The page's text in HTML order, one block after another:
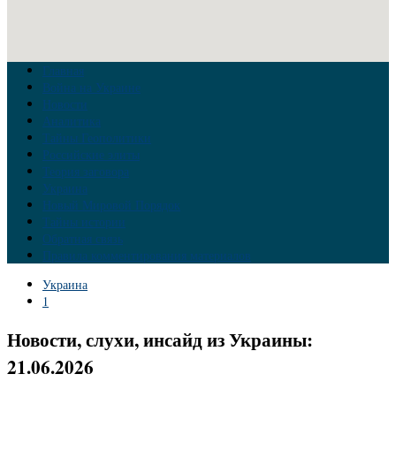
Главная
Война на Украине
Новости
Аналитика
Тайны Геополитики
Российские элиты
Теория заговора
Украина
Новый Мировой Порядок
Тайны истории
Обратная связь
Правила комментирования материалов
Украина
1
Новости, слухи, инсайд из Украины:
21.06.2026